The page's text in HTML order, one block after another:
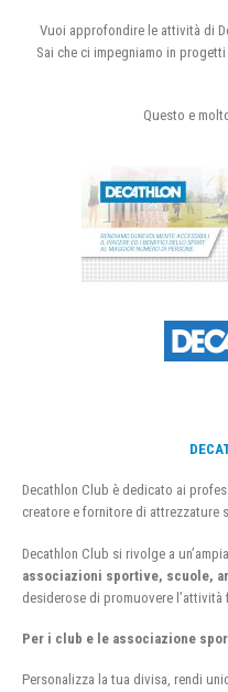
Vuoi approfondire le attività di
Sai che ci impegniamo in
Questo e
Decathlon Club è dedicato ai
creatore e fornitore di attrezzature
Decathlon Club si rivolge a
associazioni sportive, scuole,
desiderose di promuovere l’attività
Per i club e le associazione
Personalizza la tua divisa, rendi